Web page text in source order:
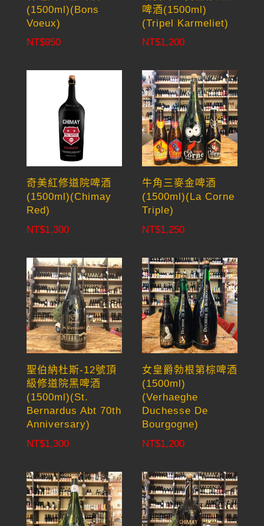
(1500ml)(Bons
Voeux)
NT$950
啤酒(1500ml)
(Tripel Karmeliet)
NT$1,200
奇美紅修道院啤酒
(1500ml)(Chimay
Red)
NT$1,300
牛角三麥金啤酒
(1500ml)(La Corne
Triple)
NT$1,250
聖伯納杜斯-12號頂
級修道院黑啤酒
(1500ml)(St.
Bernardus Abt 70th
Anniversary)
NT$1,300
女皇爵勃根第棕啤酒
(1500ml)
(Verhaeghe
Duchesse De
Bourgogne)
NT$1,200